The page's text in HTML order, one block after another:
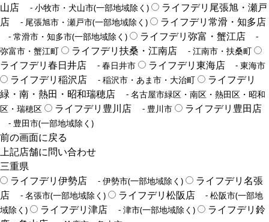
山店
- 小牧市・犬山市(一部地域除く)
ライフデリ尾張旭・瀬戸
店
- 尾張旭市・瀬戸市(一部地域除く) ライフデリ常滑・知多店
- 常滑市・知多市(一部地域除く) ライフデリ弥富・蟹江店
-
弥富市・蟹江町
ライフデリ扶桑・江南店 - 江南市・扶桑町
ライフデリ春日井店 - 春日井市 ライフデリ東海店 - 東海市
ライフデリ稲沢店 - 稲沢市・あま市・大治町
ライフデリ
緑・南・熱田・昭和瑞穂店
- 名古屋市緑区・南区・熱田区・昭和
区・瑞穂区
ライフデリ豊川店 - 豊川市 ライフデリ豊田店
- 豊田市(一部地域除く)
前の画面に戻る
上記店舗に問い合わせ
三重県
ライフデリ伊勢店
- 伊勢市(一部地域除く)
ライフデリ名張
店
- 名張市(一部地域除く) ライフデリ松阪店
- 松阪市(一部地
域除く)
ライフデリ津店 - 津市(一部地域除く)
ライフデリ鈴